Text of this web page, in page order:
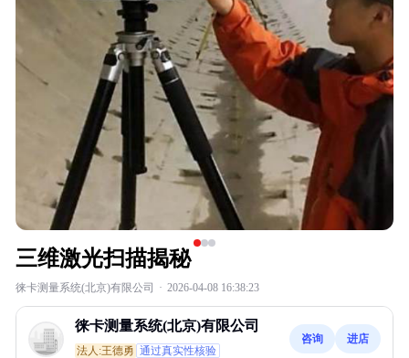
三维激光扫描揭秘
徕卡测量系统(北京)有限公司 · 2026-04-08 16:38:23
徕卡测量系统(北京)有限公司
法人:王德勇 通过真实性核验
咨询 进店